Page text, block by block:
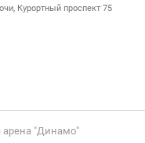
Курортный проспект 75
арена "Динамо"